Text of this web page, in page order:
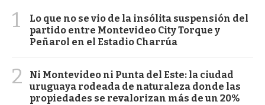
1
Lo que no se vio de la insólita suspensión del
partido entre Montevideo City Torque y
Peñarol en el Estadio Charrúa
2
Ni Montevideo ni Punta del Este: la ciudad
uruguaya rodeada de naturaleza donde las
propiedades se revalorizan más de un 20%